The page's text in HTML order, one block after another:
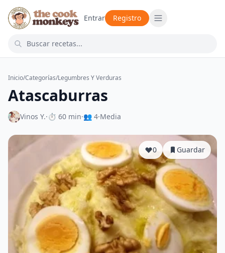
Entrar Registro
Inicio/Categorías/Legumbres Y Verduras
Atascaburras
Vinos Y.·⏱ 60 min·👥 4·Media
0 Guardar